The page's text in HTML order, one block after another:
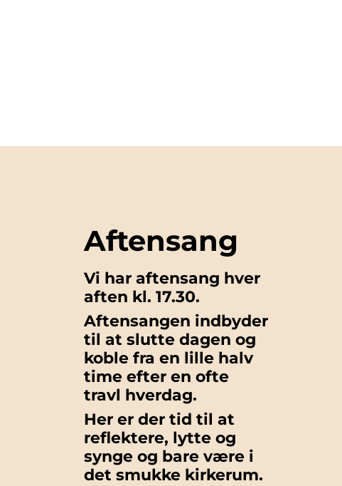
Aftensang
Vi har aftensang hver
aften kl. 17.30.
Aftensangen indbyder
til at slutte dagen og
koble fra en lille halv
time efter en ofte
travl hverdag.
Her er der tid til at
reflektere, lytte og
synge og bare være i
det smukke kirkerum.